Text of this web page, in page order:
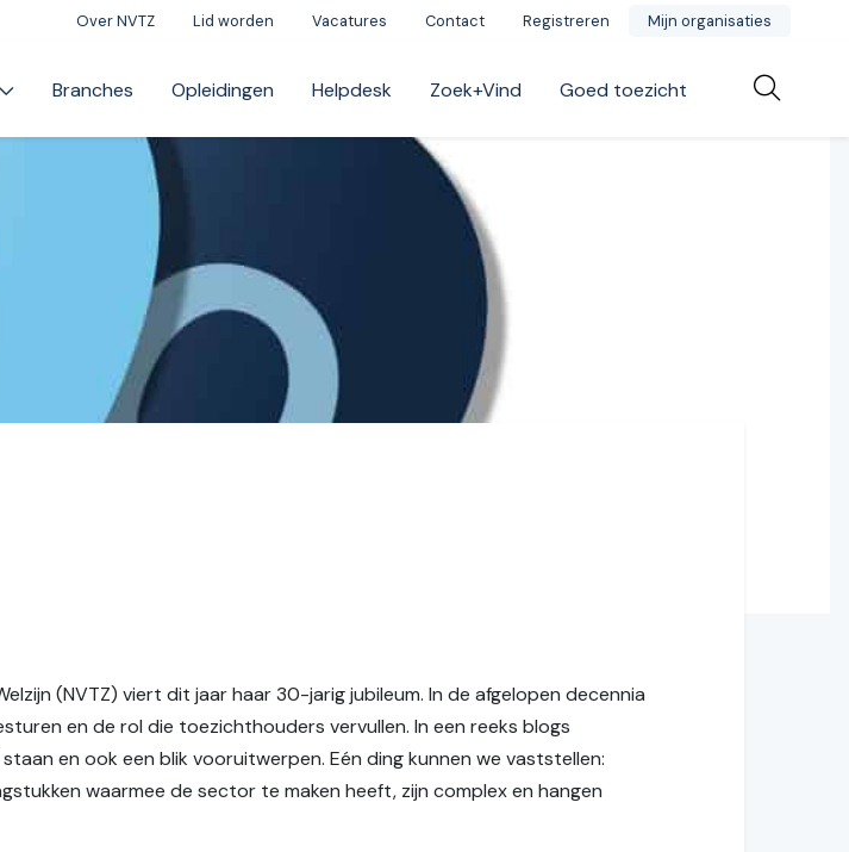
Over NVTZ Lid worden Vacatures Contact Registreren Mijn organisaties
Branches Opleidingen Helpdesk Zoek+Vind Goed toezicht
(NVTZ) viert dit jaar haar 30-jarig jubileum. In de afgelopen decennia
en de rol die toezichthouders vervullen. In een reeks blogs
en ook een blik vooruitwerpen. Eén ding kunnen we vaststellen:
waarmee de sector te maken heeft, zijn complex en hangen